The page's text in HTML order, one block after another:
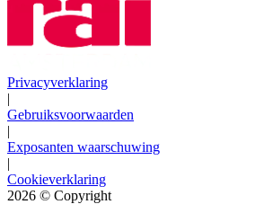
Privacyverklaring
|
Gebruiksvoorwaarden
|
Exposanten waarschuwing
|
Cookieverklaring
2026 © Copyright